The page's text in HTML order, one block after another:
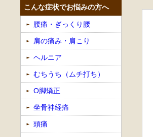
こんな症状でお悩みの方へ
腰痛・ぎっくり腰
肩の痛み・肩こり
ヘルニア
むちうち（ムチ打ち）
O脚矯正
坐骨神経痛
頭痛